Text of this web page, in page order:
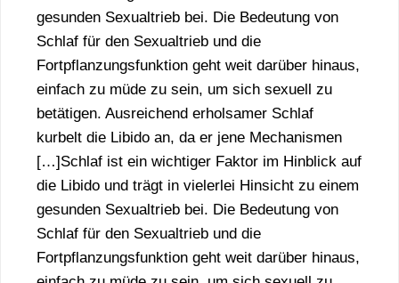
gesunden Sexualtrieb bei. Die Bedeutung von
Schlaf für den Sexualtrieb und die
Fortpflanzungsfunktion geht weit darüber hinaus,
einfach zu müde zu sein, um sich sexuell zu
betätigen. Ausreichend erholsamer Schlaf
kurbelt die Libido an, da er jene Mechanismen
[…]Schlaf ist ein wichtiger Faktor im Hinblick auf
die Libido und trägt in vielerlei Hinsicht zu einem
gesunden Sexualtrieb bei. Die Bedeutung von
Schlaf für den Sexualtrieb und die
Fortpflanzungsfunktion geht weit darüber hinaus,